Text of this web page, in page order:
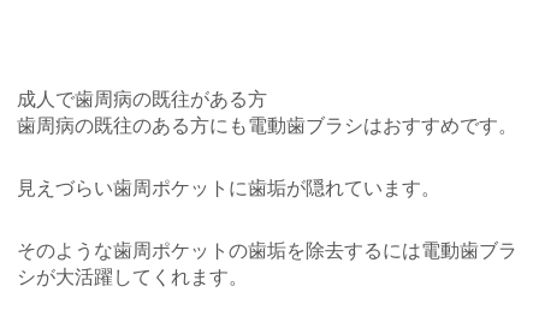
成人で歯周病の既往がある方
歯周病の既往のある方にも電動歯ブラシはおすすめです。
見えづらい歯周ポケットに歯垢が隠れています。
そのような歯周ポケットの歯垢を除去するには電動歯ブラ
シが大活躍してくれます。